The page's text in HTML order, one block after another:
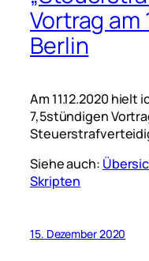
Vortrag am
Berlin
Am 11.12.2020 hielt
7,5stündigen
Siehe auch:
Skripten
15. Dezember 2020